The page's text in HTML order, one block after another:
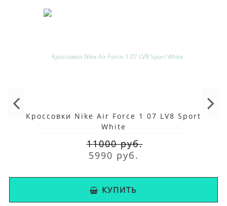
Кроссовки Nike Air Force 1 07 LV8 Sport
White
11000 руб.
5990 руб.
КУПИТЬ